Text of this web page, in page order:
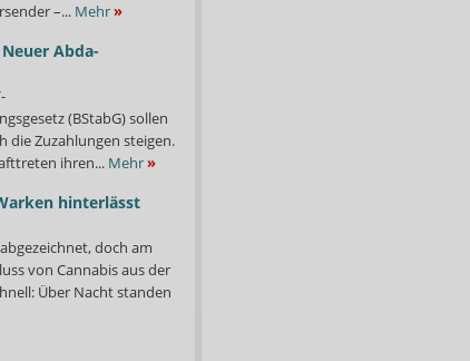
–... Mehr»
Abda-
(BStabG) sollen
die Zuzahlungen steigen.
ihren... Mehr»
hinterlässt
doch am
von Cannabis aus der
Über Nacht standen